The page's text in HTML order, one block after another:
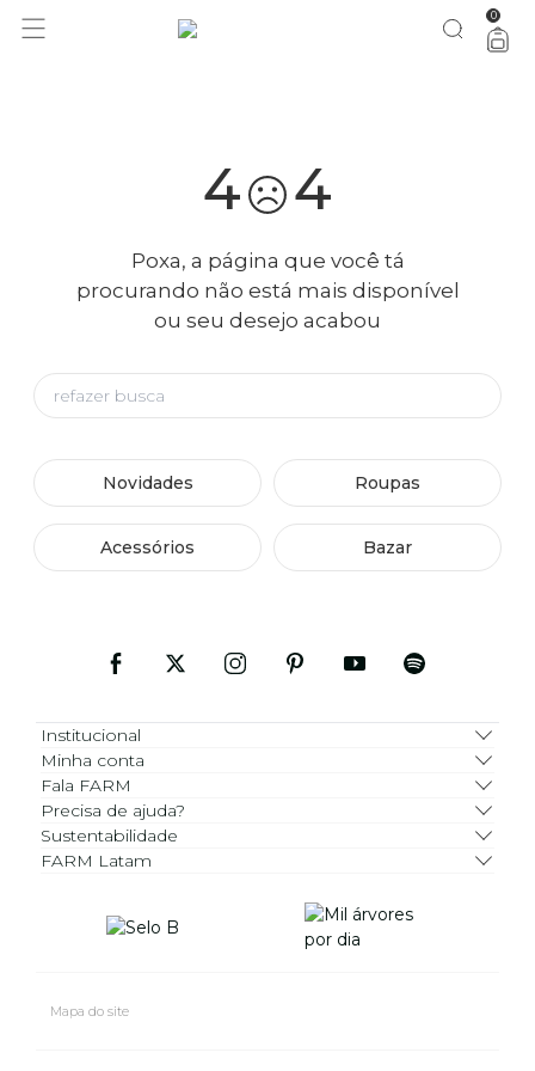
você merece 30% OFF pra comemorar com a gente aproveita! 0
4 4
Poxa, a página que você tá
procurando não está mais disponível
ou seu desejo acabou
Novidades Roupas
Acessórios Bazar
Institucional
Minha conta
Fala FARM
Precisa de ajuda?
Sustentabilidade
FARM Latam
Mapa do site